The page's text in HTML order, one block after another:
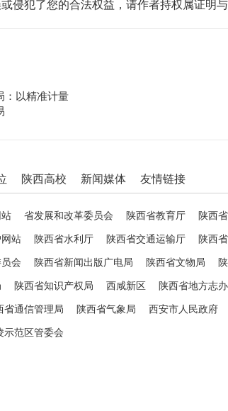
侵犯了您的合法权益，请作者持权属证明
：以精准计量
陕西高校 新闻媒体 友情链接
省发展和改革委员会 陕西省教育厅 陕西
站 陕西省水利厅 陕西省交通运输厅 陕西
会 陕西省新闻出版广电局 陕西省文物局
陕西省知识产权局 西咸新区 陕西省地方志
省通信管理局 陕西省气象局 西安市人民政府
示范区管委会